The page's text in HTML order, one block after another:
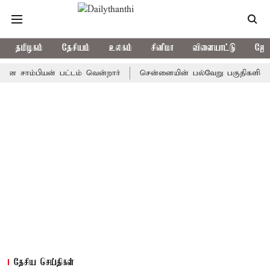
தமிழகம் தேசியம் உலகம் சினிமா விளையாட்டு
பட்டம் வென்றார் சென்னையின் பல்வேறு பகுதிகளில்
தேசிய செய்திகள்